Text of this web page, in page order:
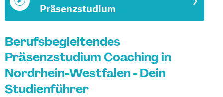
Präsenzstudium
Berufsbegleitendes
Präsenzstudium Coaching in
Nordrhein-Westfalen - Dein
Studienführer